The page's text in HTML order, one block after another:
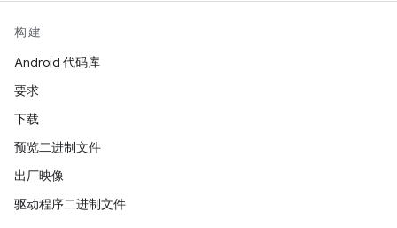
构建
Android 代码库
要求
下载
预览二进制文件
出厂映像
驱动程序二进制文件